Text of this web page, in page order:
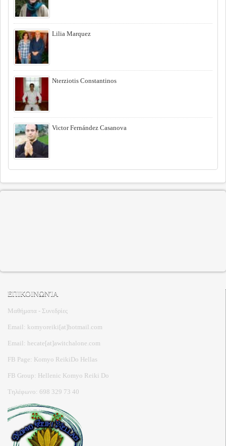
Lilia Marquez
Nterziotis Constantinos
Victor Fernández Casanova
ΕΠΙΚΟΙΝΩΝΊΑ
Μαθήματα - Συνεδρίες
Email: komyoreiki[at]hotmail.com
Email: hecate[at]awitchalone.com
FB Page: Komyo ReikiDo Hellas
FB Group: Hellenic Komyo Reiki Do
Τηλέφωνο: 698 329 73 40